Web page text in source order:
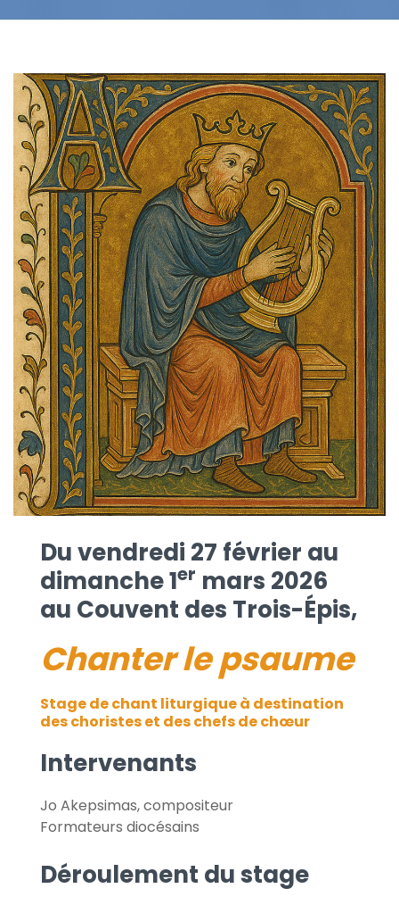
Du vendredi 27 février au
dimanche 1er mars 2026
au Couvent des Trois-Épis,
Chanter le psaume
Stage de chant liturgique à destination
des choristes et des chefs de chœur
Intervenants
Jo Akepsimas, compositeur
Formateurs diocésains
Déroulement du stage